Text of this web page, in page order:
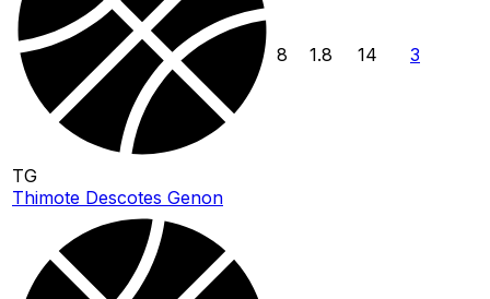
TG
Thimote Descotes Genon
8 1.8 14 3